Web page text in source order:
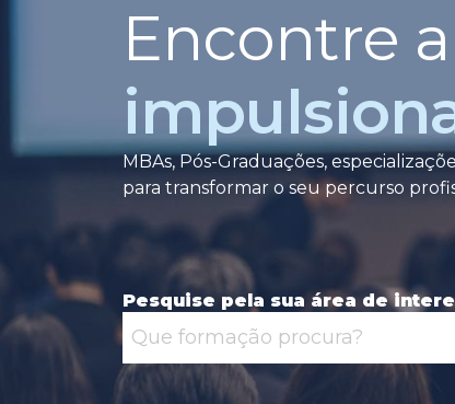
Encontre
MBAs, Pós-Graduações,
para transformar o seu percurso
Pesquise pela sua área de